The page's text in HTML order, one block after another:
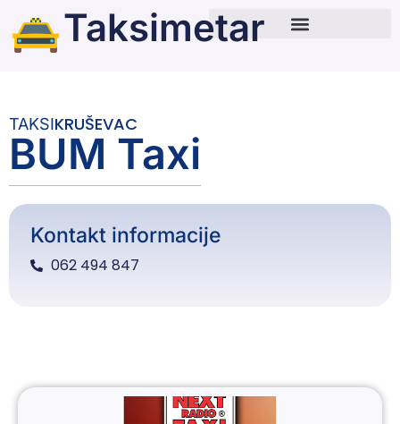
Taksimetar
TAKSIKRUŠEVAC
BUM Taxi
Kontakt informacije
062 494 847